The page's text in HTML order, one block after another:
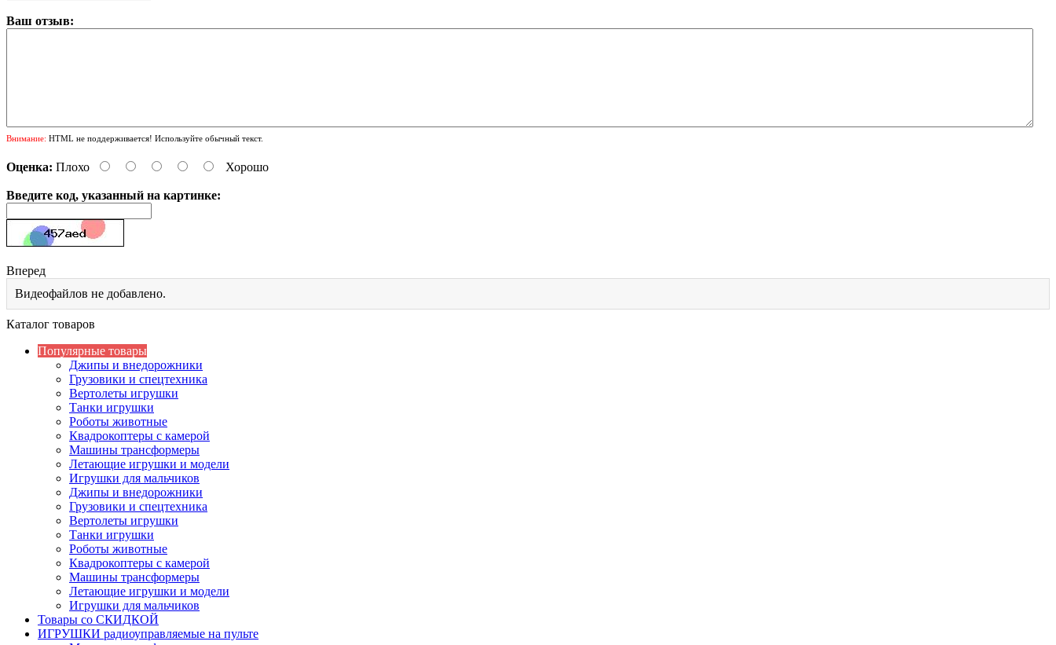
Ваш отзыв:
Внимание: HTML не поддерживается! Используйте обычный текст.
Оценка: Плохо Хорошо
Введите код, указанный на картинке:
Вперед
Видеофайлов не добавлено.
Каталог товаров
Популярные товары
Джипы и внедорожники
Грузовики и спецтехника
Вертолеты игрушки
Танки игрушки
Роботы животные
Квадрокоптеры с камерой
Машины трансформеры
Летающие игрушки и модели
Игрушки для мальчиков
Джипы и внедорожники
Грузовики и спецтехника
Вертолеты игрушки
Танки игрушки
Роботы животные
Квадрокоптеры с камерой
Машины трансформеры
Летающие игрушки и модели
Игрушки для мальчиков
Товары со СКИДКОЙ
ИГРУШКИ радиоуправляемые на пульте